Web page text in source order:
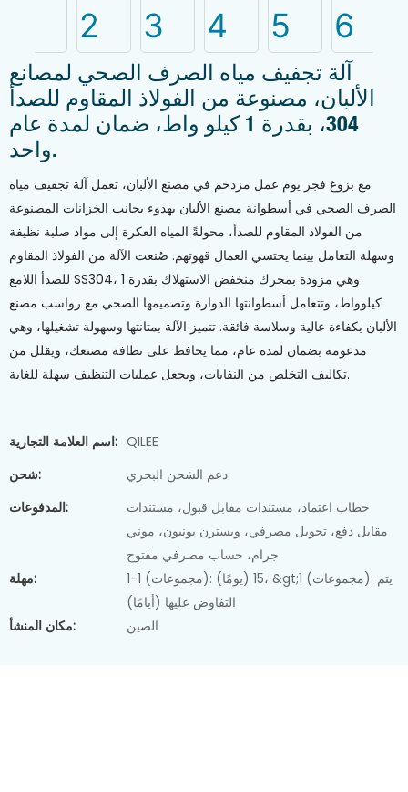
آلة تجفيف مياه الصرف الصحي لمصانع
الألبان، مصنوعة من الفولاذ المقاوم للصدأ
304، بقدرة 1 كيلو واط، ضمان لمدة عام
واحد.
مع بزوغ فجر يوم عمل مزدحم في مصنع الألبان، تعمل آلة تجفيف مياه
الصرف الصحي في أسطوانة مصنع الألبان بهدوء بجانب الخزانات المصنوعة
من الفولاذ المقاوم للصدأ، محولةً المياه العكرة إلى مواد صلبة نظيفة
وسهلة التعامل بينما يحتسي العمال قهوتهم. صُنعت الآلة من الفولاذ المقاوم
للصدأ اللامع SS304، وهي مزودة بمحرك منخفض الاستهلاك بقدرة 1
كيلوواط، وتتعامل أسطوانتها الدوارة وتصميمها الصحي مع رواسب مصنع
الألبان بكفاءة عالية وسلاسة فائقة. تتميز الآلة بمتانتها وسهولة تشغيلها، وهي
مدعومة بضمان لمدة عام، مما يحافظ على نظافة مصنعك، ويقلل من
تكاليف التخلص من النفايات، ويجعل عمليات التنظيف سهلة للغاية.
اسم العلامة التجارية: QILEE
شحن:
دعم الشحن البحري
المدفوعات:
خطاب اعتماد، مستندات مقابل قبول، مستندات
مقابل دفع، تحويل مصرفي، ويسترن يونيون، موني
جرام، حساب مصرفي مفتوح
مهلة:
1-1 (مجموعات): 15 (يومًا)، &gt;1 (مجموعات): يتم
التفاوض عليها (أيامًا)
مكان المنشأ:
الصين